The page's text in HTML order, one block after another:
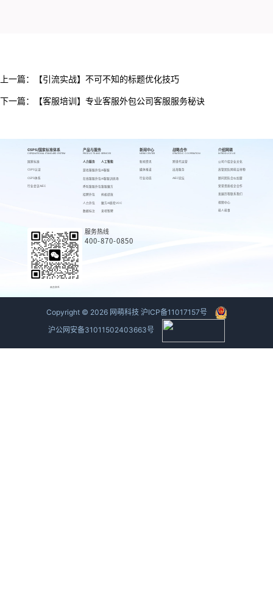
上一篇： 【引流实战】不可不知的标题优化技巧
下一篇： 【客服培训】专业客服外包公司客服服务秘诀
CSPS/国家标准体系
CSPS/NATIONAL STANDARD SYSTEM
国家标准
CSPS认证
CSPS体系
行业会议AIEC
产品与服务
PRODUCTS AND SERVICES
人力服务
游戏客服外包
在线客服外包
呼叫客服外包
招聘外包
人力外包
数据标注
人工智能
AI客服
AI客服训练场
客服魔方
蚂蚁绩效
魔方AI质检VOC
来呗智聘
新闻中心
NEWS CENTER
新闻资讯
媒体报道
行业动态
战略合作
STRATEGIC COOPERATION
跨境代运营
出海服务
AIEC论坛
介绍网萌
INTRODUCE US
公司介绍
高管团队
顾问团队
荣誉资质
发展历程
视频中心
萌人萌事
企业文化
网萌吉祥物
合伙加盟
校企合作
联系我们
商务联系
服务热线
400-870-0850
Copyright © 2026 网萌科技 沪ICP备11017157号
沪公网安备31011502403663号